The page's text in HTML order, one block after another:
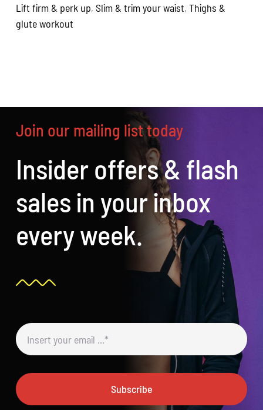
Lift firm & perk up,Slim & trim your waist,Thighs &
glute workout
Join our mailing list today
Insider offers & flash
sales in your inbox
every week.
Subscribe